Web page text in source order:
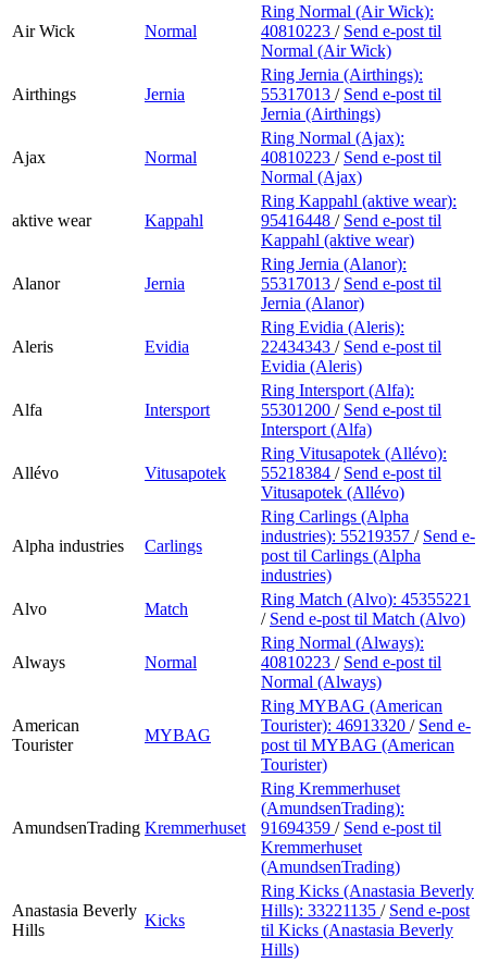
Air Wick Normal
Ring Normal (Air Wick):
40810223 / Send e-post til
Normal (Air Wick)
Airthings Jernia
Ring Jernia (Airthings):
55317013 / Send e-post til
Jernia (Airthings)
Ajax Normal
Ring Normal (Ajax):
40810223 / Send e-post til
Normal (Ajax)
aktive wear Kappahl
Ring Kappahl (aktive wear):
95416448 / Send e-post til
Kappahl (aktive wear)
Alanor Jernia
Ring Jernia (Alanor):
55317013 / Send e-post til
Jernia (Alanor)
Aleris Evidia
Ring Evidia (Aleris):
22434343 / Send e-post til
Evidia (Aleris)
Alfa Intersport
Ring Intersport (Alfa):
55301200 / Send e-post til
Intersport (Alfa)
Allévo Vitusapotek
Ring Vitusapotek (Allévo):
55218384 / Send e-post til
Vitusapotek (Allévo)
Alpha industries Carlings
Ring Carlings (Alpha
industries): 55219357 / Send e-
post til Carlings (Alpha
industries)
Alvo
Match
Ring Match (Alvo): 45355221
/ Send e-post til Match (Alvo)
Always Normal
Ring Normal (Always):
40810223 / Send e-post til
Normal (Always)
American
Tourister
MYBAG
Ring MYBAG (American
Tourister): 46913320 / Send e-
post til MYBAG (American
Tourister)
AmundsenTrading Kremmerhuset
Ring Kremmerhuset
(AmundsenTrading):
91694359 / Send e-post til
Kremmerhuset
(AmundsenTrading)
Anastasia Beverly
Hills
Kicks
Ring Kicks (Anastasia Beverly
Hills): 33221135 / Send e-post
til Kicks (Anastasia Beverly
Hills)